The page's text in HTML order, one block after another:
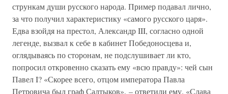
стрункам души русского народа. Пример подавал лично,
за что получил характеристику «самого русского царя».
Едва взойдя на престол, Александр III, согласно одной
легенде, вызвал к себе в кабинет Победоносцева и,
оглядываясь по сторонам, не подслушивает ли кто,
попросил откровенно сказать ему «всю правду»: чей сын
Павел I? «Скорее всего, отцом императора Павла
Петровича был граф Салтыков», – ответили ему. «Слава